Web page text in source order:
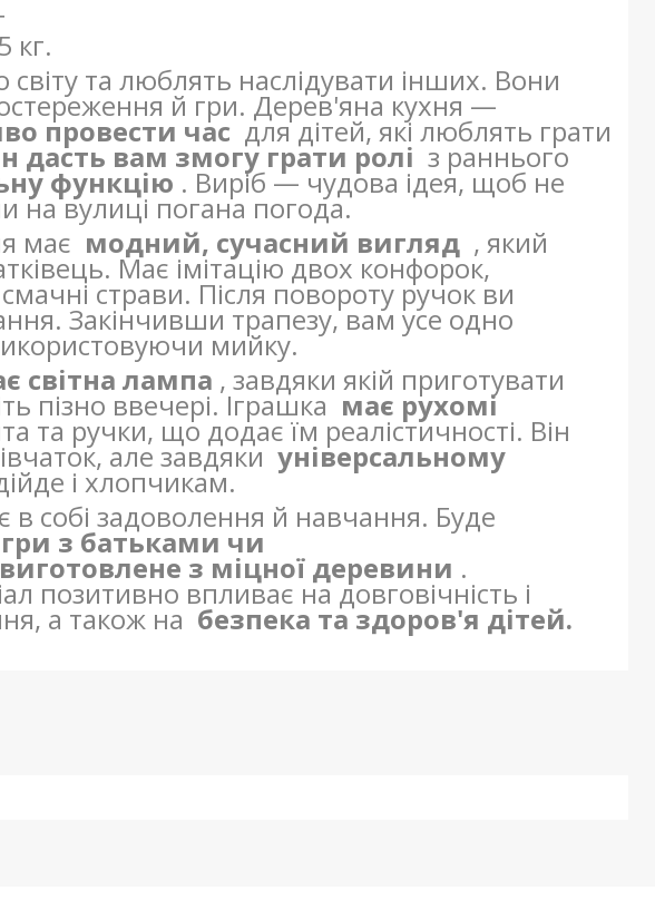
кг.
світу та люблять наслідувати інших. Вони
й гри. Дерев'яна кухня —
провести час для дітей, які люблять грати
дасть вам змогу грати ролі з раннього
функцію . Виріб — чудова ідея, щоб не
на вулиці погана погода.
має модний, сучасний вигляд , який
Має імітацію двох конфорок,
страви. Після повороту ручок ви
Закінчивши трапезу, вам усе одно
мийку.
світна лампа , завдяки якій приготувати
пізно ввечері. Іграшка має рухомі
та ручки, що додає їм реалістичності. Він
але завдяки універсальному
і хлопчикам.
собі задоволення й навчання. Буде
з батьками чи
виготовлене з міцної деревини .
позитивно впливає на довговічність і
а також на безпека та здоров'я дітей.